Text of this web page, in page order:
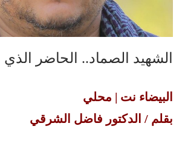
الشهيد الصماد.. الحاضر الذي
البيضاء نت | محلي
بقلم / الدكتور فاضل الشرقي